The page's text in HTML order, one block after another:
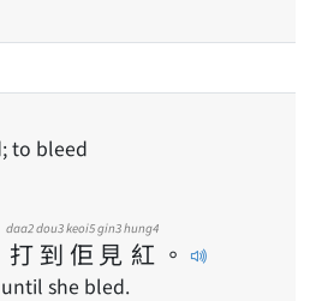
to bleed
打
daa2
到
dou3
佢
keoi5
見
gin3
紅
hung4
。
she bled.